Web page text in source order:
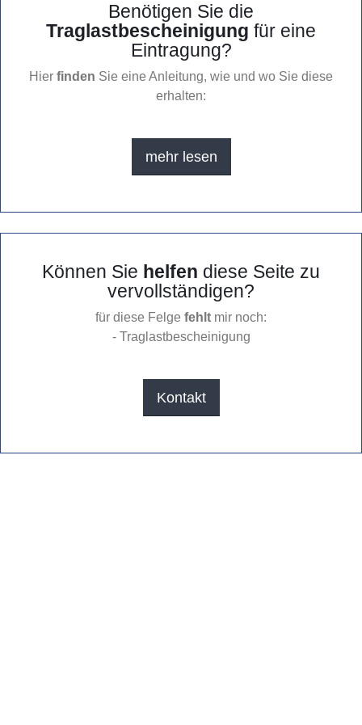
Benötigen Sie die
Traglastbescheinigung für eine
Eintragung?
Hier finden Sie eine Anleitung, wie und wo Sie diese
erhalten:
mehr lesen
Können Sie helfen diese Seite zu
vervollständigen?
für diese Felge fehlt mir noch:
- Traglastbescheinigung
Kontakt